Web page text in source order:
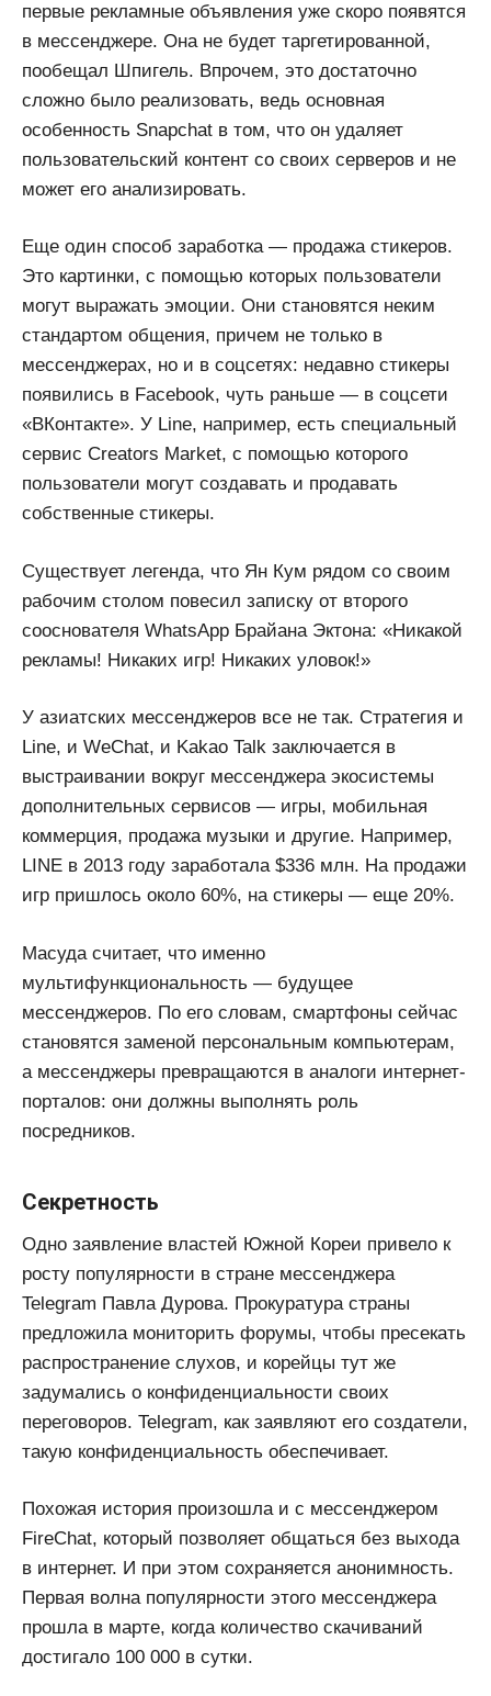
первые рекламные объявления уже скоро появятся
в мессенджере. Она не будет таргетированной,
пообещал Шпигель. Впрочем, это достаточно
сложно было реализовать, ведь основная
особенность Snapchat в том, что он удаляет
пользовательский контент со своих серверов и не
может его анализировать.
Еще один способ заработка — продажа стикеров.
Это картинки, с помощью которых пользователи
могут выражать эмоции. Они становятся неким
стандартом общения, причем не только в
мессенджерах, но и в соцсетях: недавно стикеры
появились в Facebook, чуть раньше — в соцсети
«ВКонтакте». У Line, например, есть специальный
сервис Creators Market, с помощью которого
пользователи могут создавать и продавать
собственные стикеры.
Существует легенда, что Ян Кум рядом со своим
рабочим столом повесил записку от второго
сооснователя WhatsApp Брайана Эктона: «Никакой
рекламы! Никаких игр! Никаких уловок!»
У азиатских мессенджеров все не так. Стратегия и
Line, и WeChat, и Kakao Talk заключается в
выстраивании вокруг мессенджера экосистемы
дополнительных сервисов — игры, мобильная
коммерция, продажа музыки и другие. Например,
LINE в 2013 году заработала $336 млн. На продажи
игр пришлось около 60%, на стикеры — еще 20%.
Масуда считает, что именно
мультифункциональность — будущее
мессенджеров. По его словам, смартфоны сейчас
становятся заменой персональным компьютерам,
а мессенджеры превращаются в аналоги интернет-
порталов: они должны выполнять роль
посредников.
Секретность
Одно заявление властей Южной Кореи привело к
росту популярности в стране мессенджера
Telegram Павла Дурова. Прокуратура страны
предложила мониторить форумы, чтобы пресекать
распространение слухов, и корейцы тут же
задумались о конфиденциальности своих
переговоров. Telegram, как заявляют его создатели,
такую конфиденциальность обеспечивает.
Похожая история произошла и с мессенджером
FireChat, который позволяет общаться без выхода
в интернет. И при этом сохраняется анонимность.
Первая волна популярности этого мессенджера
прошла в марте, когда количество скачиваний
достигало 100 000 в сутки.